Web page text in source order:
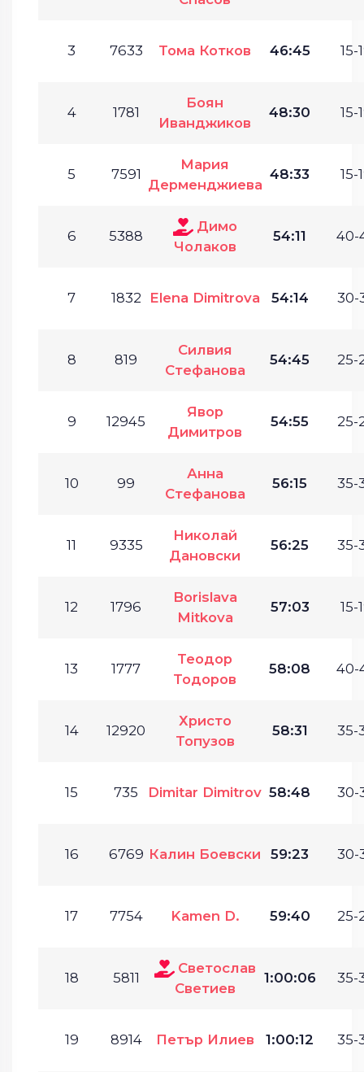
3 7633 Тома Котков 46:45 15-
4 1781
Боян
Иванджиков
48:30 15-
5 7591
Мария
Дерменджиева
48:33 15-
6 5388
Димо
Чолаков
54:11 40-
7 1832 Elena Dimitrova 54:14 30-
8 819
Силвия
Стефанова
54:45 25-
9 12945
Явор
Димитров
54:55 25-
10 99
Анна
Стефанова
56:15 35-
11 9335
Николай
Дановски
56:25 35-
12 1796
Borislava
Mitkova
57:03 15-
13 1777
Теодор
Тодоров
58:08 40-
14 12920
Христо
Топузов
58:31 35-
15 735 Dimitar Dimitrov 58:48 30-
16 6769 Калин Боевски 59:23 30-
17 7754 Kamen D. 59:40 25-
18 5811
Светослав
Светиев
1:00:06 35-
19 8914 Петър Илиев 1:00:12 35-